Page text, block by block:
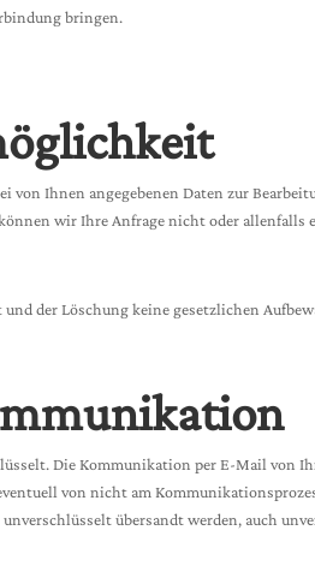
bringen.
Ihnen angegebenen Daten zur
wir Ihre Anfrage nicht oder allenfalls
der Löschung keine gesetzlichen
Die Kommunikation per E-Mail von
von nicht am
übersandt werden, auch